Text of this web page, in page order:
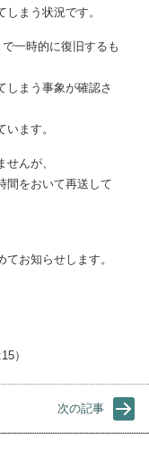
まう状況です。
一時的に復旧するも
しまう事象が確認さ
ます。
んが、
間をおいて再送して
お知らせします。
）
次の記事